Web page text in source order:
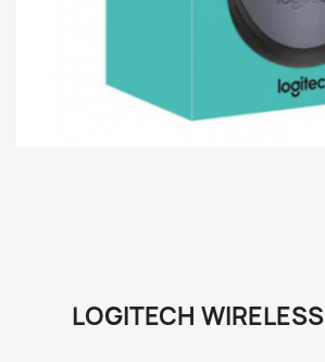
עכבר אלחוטי LOGITECH WIRELESS